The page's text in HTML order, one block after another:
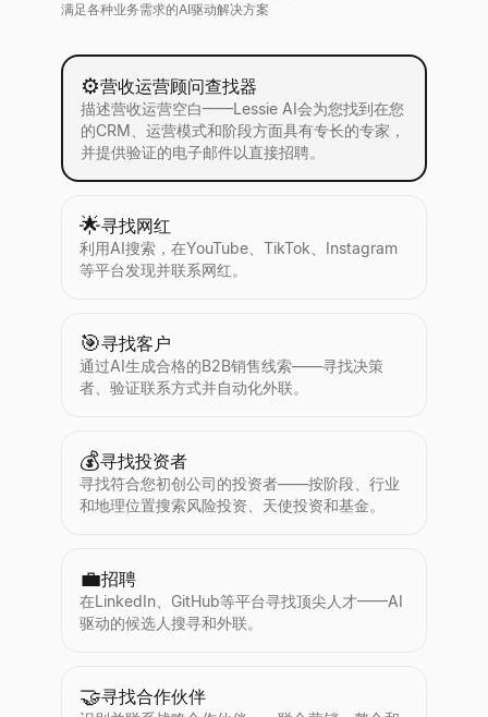
满足各种业务需求的AI驱动解决方案
⚙️营收运营顾问查找器
描述营收运营空白——Lessie AI会为您找到在您
的CRM、运营模式和阶段方面具有专长的专家，
并提供验证的电子邮件以直接招聘。
🌟寻找网红
利用AI搜索，在YouTube、TikTok、Instagram
等平台发现并联系网红。
🎯寻找客户
通过AI生成合格的B2B销售线索——寻找决策
者、验证联系方式并自动化外联。
💰寻找投资者
寻找符合您初创公司的投资者——按阶段、行业
和地理位置搜索风险投资、天使投资和基金。
💼招聘
在LinkedIn、GitHub等平台寻找顶尖人才——AI
驱动的候选人搜寻和外联。
🤝寻找合作伙伴